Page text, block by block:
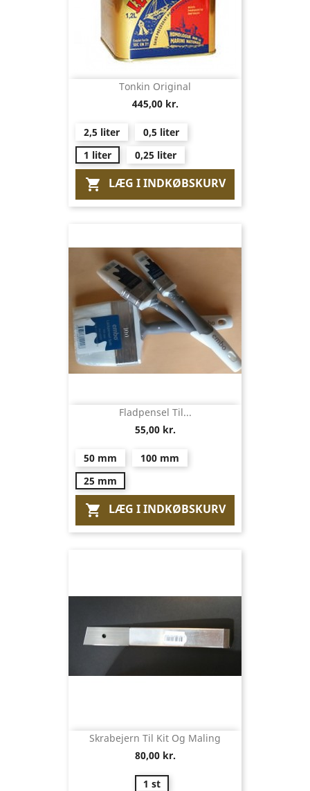
Tonkin Original
445,00 kr.
2,5 liter
0,5 liter
1 liter
0,25 liter
 LÆG I INDKØBSKURV
Fladpensel Til...
55,00 kr.
50 mm
100 mm
25 mm
 LÆG I INDKØBSKURV
Skrabejern Til Kit Og Maling
80,00 kr.
1 st